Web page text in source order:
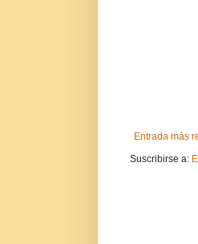
Entrada más
Suscribirse a: